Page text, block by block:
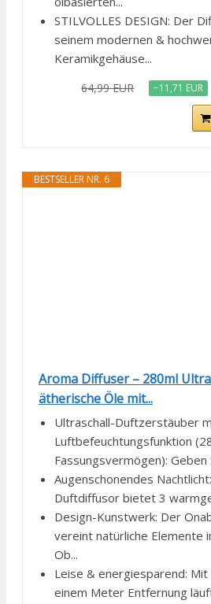
STILVOLLES DESIGN: Der
seinem modernen &
Keramikgehäuse...
64,99 EUR −11,71 EUR
BESTSELLER NR. 6
Aroma Diffuser – 280ml
ätherische Öle mit...
Ultraschall-Duftzerstäuber
Luftbefeuchtungsfunktion
Fassungsvermögen): Geben
Augenschonendes
Duftdiffusor bietet 3
Design-Kunstwerk: Der
vereint natürliche Elemente
Ob...
Leise & energiesparend:
einem Meter Entfernung